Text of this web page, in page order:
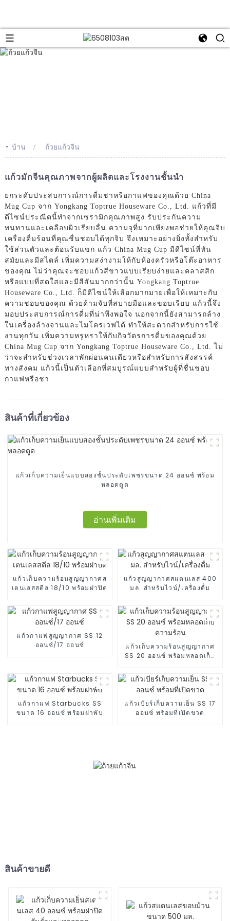
- บ้าน ถ้วยแก้วจีน
แก้วมักจีนคุณภาพจากผู้ผลิตและโรงงานชั้นนำ
ยกระดับประสบการณ์การดื่มชาหรือกาแฟของคุณด้วย China
Mug Cup จาก Yongkang Toptrue Houseware Co., Ltd. แก้วที่มี
ดีไซน์ประณีตนี้ทำจากเซรามิกคุณภาพสูง รับประกันความ
ทนทานและเคลือบผิวเรียบลื่น ความจุที่มากเพียงพอช่วยให้คุณจิบ
เครื่องดื่มร้อนที่คุณชื่นชอบได้ทุกจิบ จึงเหมาะอย่างยิ่งทั้งสำหรับ
ใช้ส่วนตัวและต้อนรับแขก แก้ว China Mug Cup มีดีไซน์ที่ทัน
สมัยและมีสไตล์ เพิ่มความสง่างามให้กับห้องครัวหรือโต๊ะอาหาร
ของคุณ ไม่ว่าคุณจะชอบแก้วสีขาวแบบเรียบง่ายและคลาสสิก
หรือแบบที่สดใสและมีสีสันมากกว่านั้น Yongkang Toptrue
Houseware Co., Ltd. ก็มีดีไซน์ให้เลือกมากมายเพื่อให้เหมาะกับ
ความชอบของคุณ ด้วยด้ามจับที่สบายมือและขอบเรียบ แก้วนี้จึง
มอบประสบการณ์การดื่มที่น่าพึงพอใจ นอกจากนี้ยังสามารถล้าง
ในเครื่องล้างจานและไมโครเวฟได้ ทำให้สะดวกสำหรับการใช้
งานทุกวัน เพิ่มความหรูหราให้กับกิจวัตรการดื่มของคุณด้วย
China Mug Cup จาก Yongkang Toptrue Houseware Co., Ltd. ไม่
ว่าจะสำหรับช่วงเวลาพักผ่อนคนเดียวหรือสำหรับการสังสรรค์
ทางสังคม แก้วนี้เป็นตัวเลือกที่สมบูรณ์แบบสำหรับผู้ที่ชื่นชอบ
กาแฟหรือชา
สินค้าที่เกี่ยวข้อง
แก้วเก็บความเย็นแบบสองชั้นประดับเพชรขนาด 24 ออนซ์ พร้อม
หลอดดูด
อ่านเพิ่มเติม
แก้วเก็บความร้อนสูญญากาศส
เตนเลสสตีล 18/10 พร้อมฝาปิด
แก้วสูญญากาศสแตนเลส 400
มล. สำหรับไวน์/เครื่องดื่ม
แก้วกาแฟสูญญากาศ SS 12
ออนซ์/17 ออนซ์
แก้วเก็บความร้อนสูญญากาศ
SS 20 ออนซ์ พร้อมหลอดเก็บ
แก้วกาแฟ Starbucks SS
ขนาด 16 ออนซ์ พร้อมฝาพับ
แก้วเบียร์เก็บความเย็น SS 17
ออนซ์ พร้อมที่เปิดขวด
สินค้าขายดี